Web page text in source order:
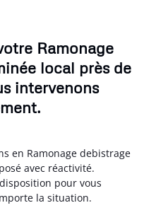
Ramonage
local près de
intervenons
en Ramonage debistrage
avec réactivité.
pour vous
la situation.